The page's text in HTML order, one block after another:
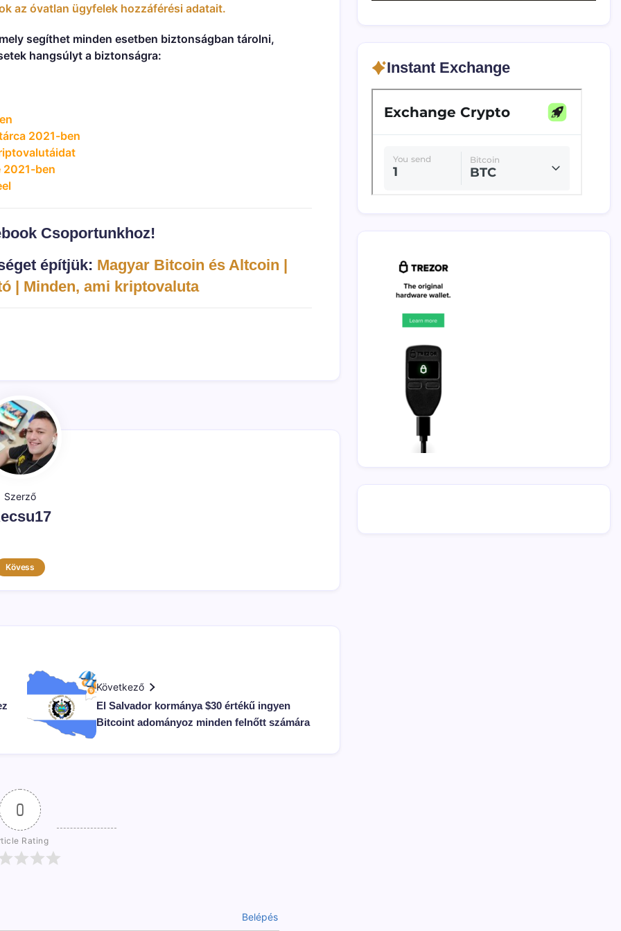
az óvatlan ügyfelek hozzáférési adatait.
segíthet minden esetben biztonságban tárolni,
hangsúlyt a biztonságra:
2021-ben
ben
Csoportunkhoz!
építjük: Magyar Bitcoin és Altcoin |
| Minden, ami kriptovaluta
Szerző
Kövess
Következő
El Salvador kormánya $30 értékű ingyen
Bitcoint adományoz minden felnőtt számára
0
Rating
Belépés
Instant Exchange